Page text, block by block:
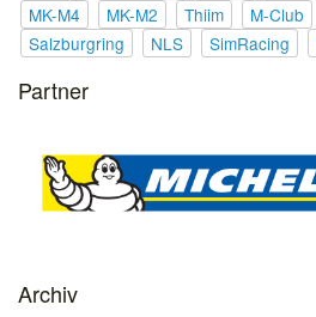
MK-M4
MK-M2 Thiim M-Club
Salzburgring
NLS SimRacing
Partner
Archiv